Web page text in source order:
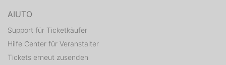
AIUTO
Support für Ticketkäufer
Hilfe Center für Veranstalter
Tickets erneut zusenden